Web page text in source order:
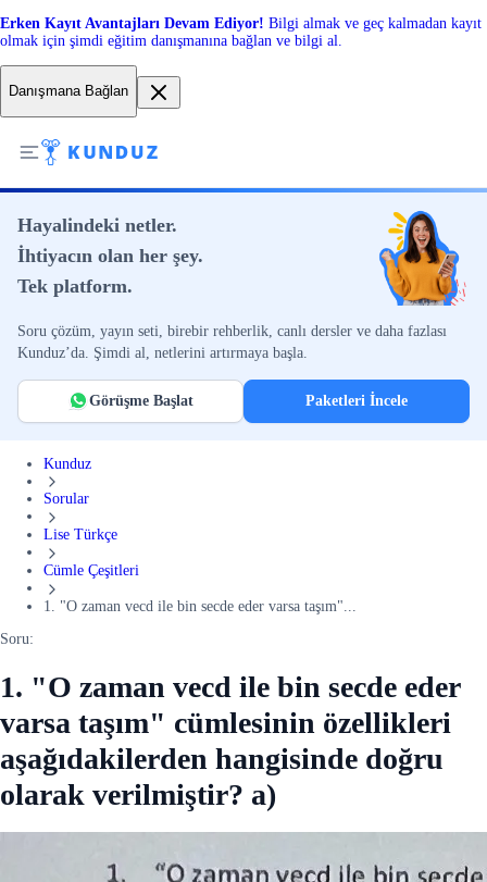
Erken Kayıt Avantajları Devam Ediyor! Bilgi almak ve geç kalmadan kayıt
olmak için şimdi eğitim danışmanına bağlan ve bilgi al.
Danışmana Bağlan
Hayalindeki netler.
İhtiyacın olan her şey.
Tek platform.
Soru çözüm, yayın seti, birebir rehberlik, canlı dersler ve daha fazlası
Kunduz’da. Şimdi al, netlerini artırmaya başla.
Görüşme Başlat Paketleri İncele
Kunduz
Sorular
Lise Türkçe
Cümle Çeşitleri
1. "O zaman vecd ile bin secde eder varsa taşım"...
Soru:
1. "O zaman vecd ile bin secde eder
varsa taşım" cümlesinin özellikleri
aşağıdakilerden hangisinde doğru
olarak verilmiştir? a)